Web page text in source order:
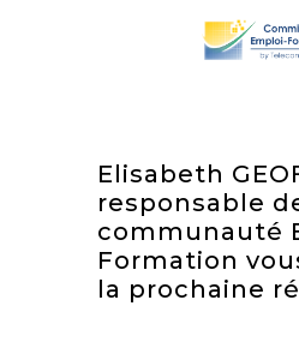
Elisabeth
responsable
communauté
Formation
la prochaine